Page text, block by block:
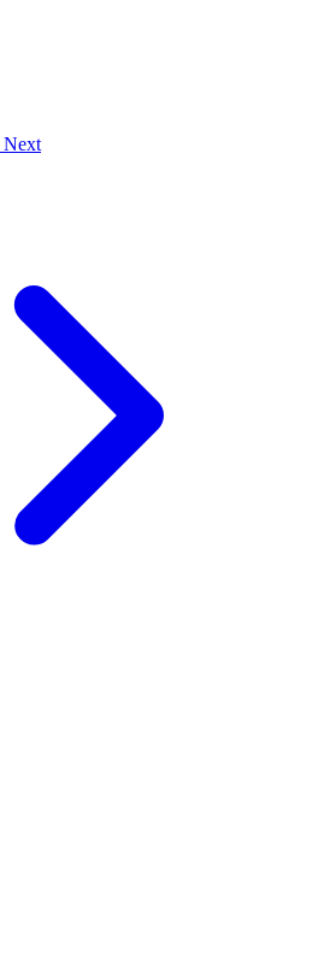
Next